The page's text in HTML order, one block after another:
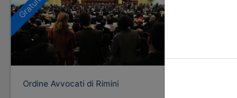
Ordine Avvocati di Rimini